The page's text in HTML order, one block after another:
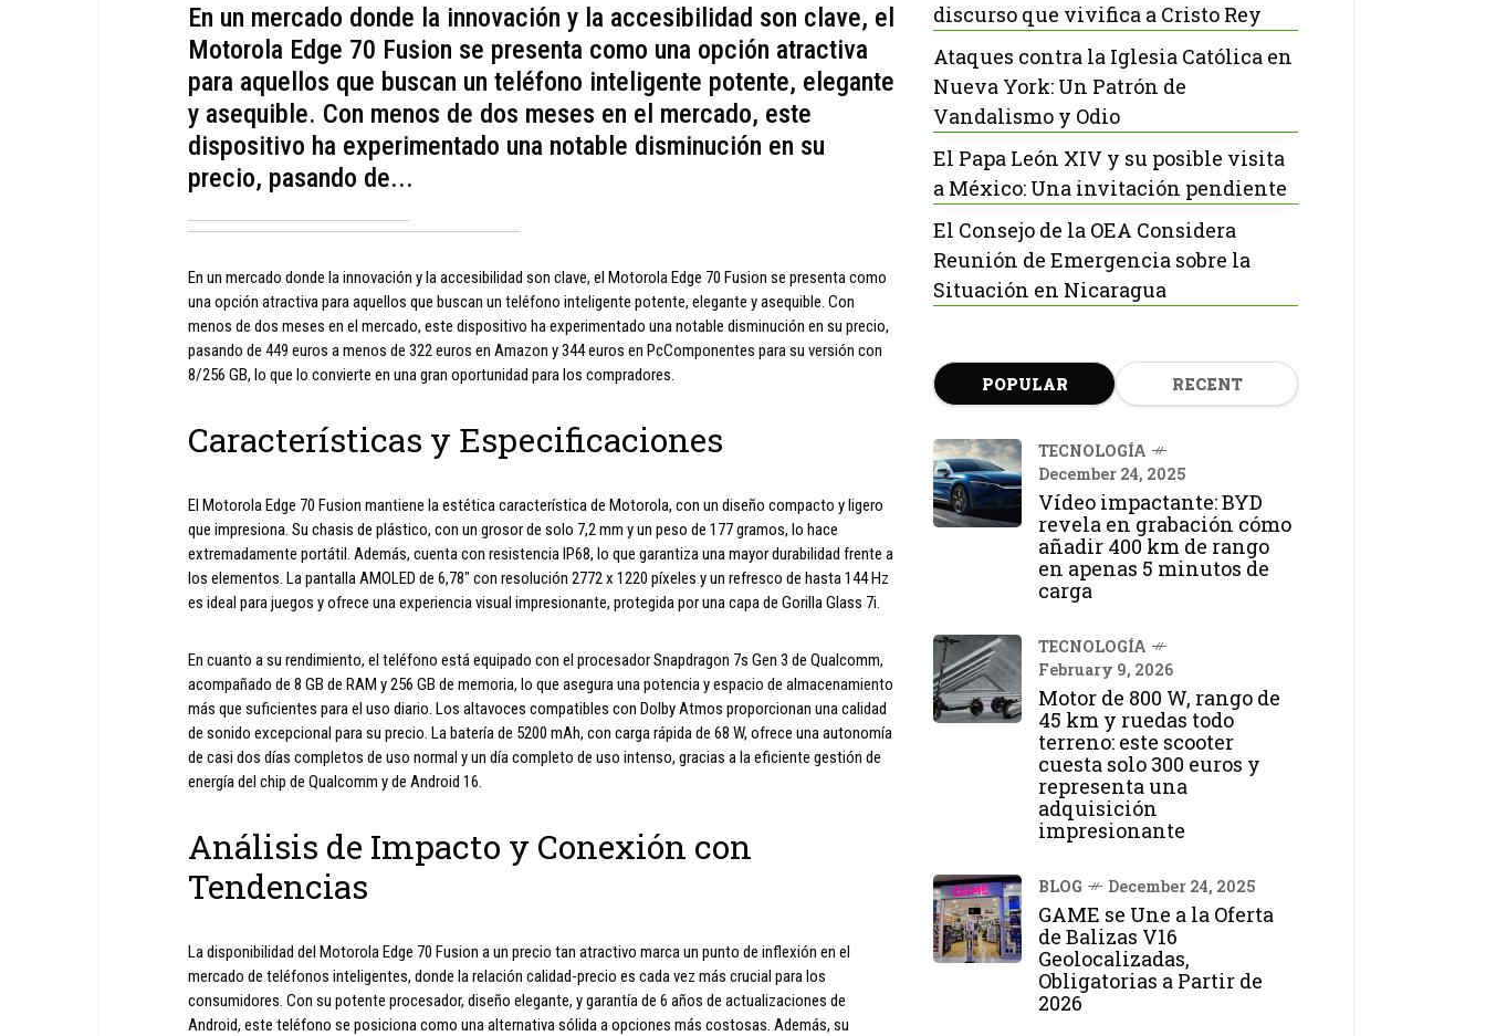
En un mercado donde la innovación y la accesibilidad son clave, el
Motorola Edge 70 Fusion se presenta como una opción atractiva
para aquellos que buscan un teléfono inteligente potente, elegante
y asequible. Con menos de dos meses en el mercado, este
dispositivo ha experimentado una notable disminución en su
precio, pasando de...
En un mercado donde la innovación y la accesibilidad son clave, el Motorola Edge 70 Fusion se presenta como
una opción atractiva para aquellos que buscan un teléfono inteligente potente, elegante y asequible. Con
menos de dos meses en el mercado, este dispositivo ha experimentado una notable disminución en su precio,
pasando de 449 euros a menos de 322 euros en Amazon y 344 euros en PcComponentes para su versión con
8/256 GB, lo que lo convierte en una gran oportunidad para los compradores.
Características y Especificaciones
El Motorola Edge 70 Fusion mantiene la estética característica de Motorola, con un diseño compacto y ligero
que impresiona. Su chasis de plástico, con un grosor de solo 7,2 mm y un peso de 177 gramos, lo hace
extremadamente portátil. Además, cuenta con resistencia IP68, lo que garantiza una mayor durabilidad frente a
los elementos. La pantalla AMOLED de 6,78″ con resolución 2772 x 1220 píxeles y un refresco de hasta 144 Hz
es ideal para juegos y ofrece una experiencia visual impresionante, protegida por una capa de Gorilla Glass 7i.
En cuanto a su rendimiento, el teléfono está equipado con el procesador Snapdragon 7s Gen 3 de Qualcomm,
acompañado de 8 GB de RAM y 256 GB de memoria, lo que asegura una potencia y espacio de almacenamiento
más que suficientes para el uso diario. Los altavoces compatibles con Dolby Atmos proporcionan una calidad
de sonido excepcional para su precio. La batería de 5200 mAh, con carga rápida de 68 W, ofrece una autonomía
de casi dos días completos de uso normal y un día completo de uso intenso, gracias a la eficiente gestión de
energía del chip de Qualcomm y de Android 16.
Análisis de Impacto y Conexión con
Tendencias
La disponibilidad del Motorola Edge 70 Fusion a un precio tan atractivo marca un punto de inflexión en el
mercado de teléfonos inteligentes, donde la relación calidad-precio es cada vez más crucial para los
consumidores. Con su potente procesador, diseño elegante, y garantía de 6 años de actualizaciones de
Android, este teléfono se posiciona como una alternativa sólida a opciones más costosas. Además, su
discurso que vivifica a Cristo Rey
Ataques contra la Iglesia Católica en
Nueva York: Un Patrón de
Vandalismo y Odio
El Papa León XIV y su posible visita
a México: Una invitación pendiente
El Consejo de la OEA Considera
Reunión de Emergencia sobre la
Situación en Nicaragua
POPULAR RECENT
TECNOLOGÍA
December 24, 2025
Vídeo impactante: BYD
revela en grabación cómo
añadir 400 km de rango
en apenas 5 minutos de
carga
TECNOLOGÍA
February 9, 2026
Motor de 800 W, rango de
45 km y ruedas todo
terreno: este scooter
cuesta solo 300 euros y
representa una
adquisición
impresionante
BLOG December 24, 2025
GAME se Une a la Oferta
de Balizas V16
Geolocalizadas,
Obligatorias a Partir de
2026